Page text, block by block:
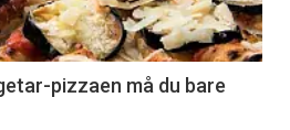
pizzaen må du bare